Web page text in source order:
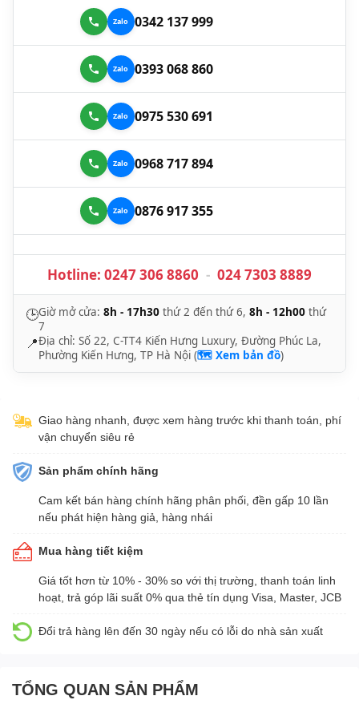
0342 137 999
0393 068 860
0975 530 691
0968 717 894
0876 917 355
Hotline: 0247 306 8860 - 024 7303 8889
🕒Giờ mở cửa: 8h - 17h30 thứ 2 đến thứ 6, 8h - 12h00 thứ
7
📍Địa chỉ: Số 22, C-TT4 Kiến Hưng Luxury, Đường Phúc La,
Phường Kiến Hưng, TP Hà Nội (🗺️ Xem bản đồ)
Giao hàng nhanh, được xem hàng trước khi thanh toán, phí
vận chuyển siêu rẻ
Sản phẩm chính hãng
Cam kết bán hàng chính hãng phân phối, đền gấp 10 lần
nếu phát hiện hàng giả, hàng nhái
Mua hàng tiết kiệm
Giá tốt hơn từ 10% - 30% so với thị trường, thanh toán linh
hoạt, trả góp lãi suất 0% qua thẻ tín dụng Visa, Master, JCB
Đổi trả hàng lên đến 30 ngày nếu có lỗi do nhà sản xuất
TỔNG QUAN SẢN PHẨM